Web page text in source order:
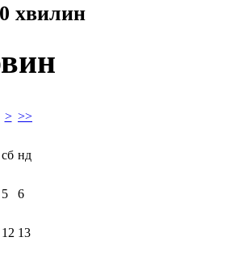
хвилин
> >>
сб нд
5 6
12 13